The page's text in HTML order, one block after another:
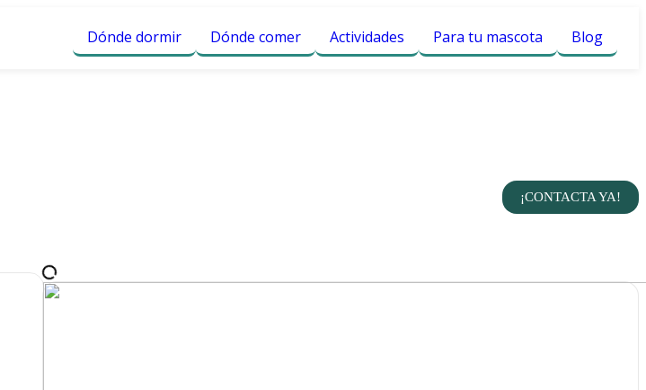
Dónde dormir Dónde comer Actividades Para tu mascota Blog
¡CONTACTA YA!